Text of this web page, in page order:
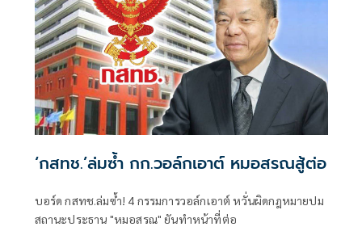
‘กสทช.’ล่มซํ้า กก.วอล์กเอาต์ หมอสรณสู้ต่อ
บอร์ด กสทช.ล่มซ้ำ! 4 กรรมการวอล์กเอาต์ หวั่นผิดกฎหมายปม
สถานะประธาน "หมอสรณ" ยันทำหน้าที่ต่อ